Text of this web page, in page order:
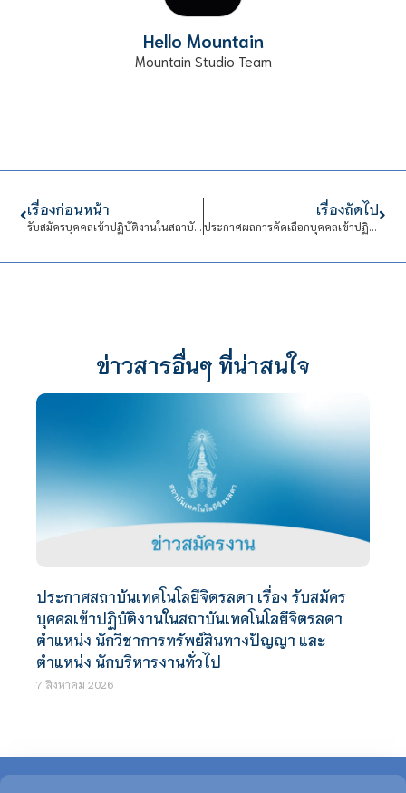
Hello Mountain
Mountain Studio Team
เรื่องก่อนหน้า
รับสมัครบุคคลเข้าปฏิบัติงานในสถาบันเทคโนโลยีจิตรลดา
เรื่องถัดไป
ประกาศผลการคัดเลือกบุคคลเข้าปฏิบัติงานในสถาบันเทคโนโลยีจิตรลดา
ข่าวสารอื่นๆ ที่น่าสนใจ
ประกาศสถาบันเทคโนโลยีจิตรลดา เรื่อง รับสมัคร
บุคคลเข้าปฏิบัติงานในสถาบันเทคโนโลยีจิตรลดา
ตำแหน่ง นักวิชาการทรัพย์สินทางปัญญา และ
ตำแหน่ง นักบริหารงานทั่วไป
7 สิงหาคม 2026